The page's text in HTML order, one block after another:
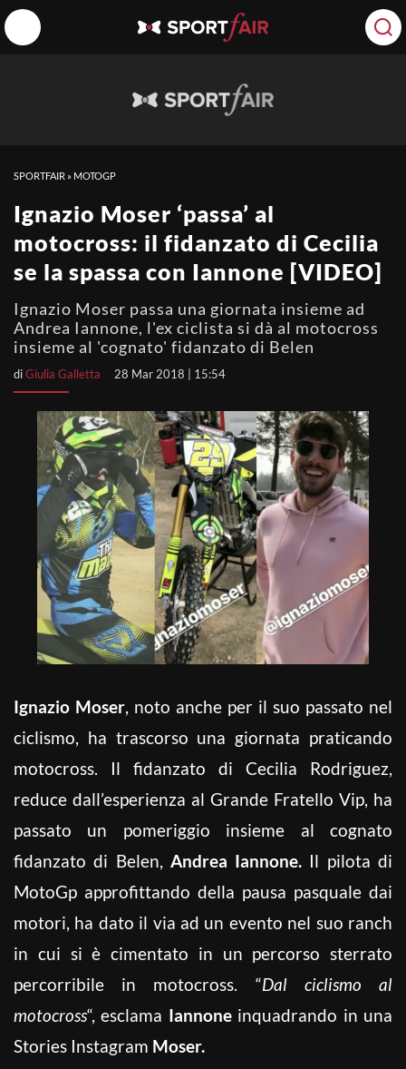
SPORTFAIR » MOTOGP
Ignazio Moser ‘passa’ al
motocross: il fidanzato di Cecilia
se la spassa con Iannone [VIDEO]
Ignazio Moser passa una giornata insieme ad
Andrea Iannone, l'ex ciclista si dà al motocross
insieme al 'cognato' fidanzato di Belen
diGiulia Galletta 28 Mar 2018 | 15:54
Ignazio Moser, noto anche per il suo passato nel
ciclismo, ha trascorso una giornata praticando
motocross. Il fidanzato di Cecilia Rodriguez,
reduce dall’esperienza al Grande Fratello Vip, ha
passato un pomeriggio insieme al cognato
fidanzato di Belen, Andrea Iannone. Il pilota di
MotoGp approfittando della pausa pasquale dai
motori, ha dato il via ad un evento nel suo ranch
in cui si è cimentato in un percorso sterrato
percorribile in motocross. “Dal ciclismo al
motocross“, esclama Iannoneinquadrando in una
Stories Instagram Moser.